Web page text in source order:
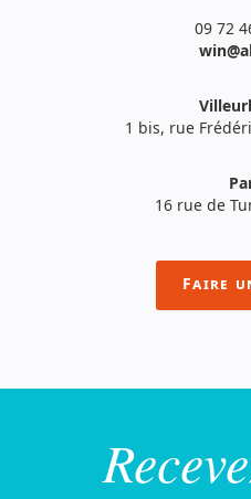
09 72
1 bis, rue
16 rue de
Faire